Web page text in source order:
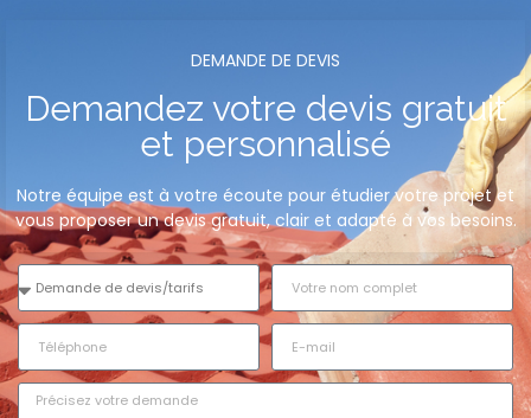
DEMANDE DE DEVIS​
Demandez votre devis gratuit
et personnalisé
Notre équipe est à votre écoute pour étudier votre projet et
vous proposer un devis gratuit, clair et adapté à vos besoins.